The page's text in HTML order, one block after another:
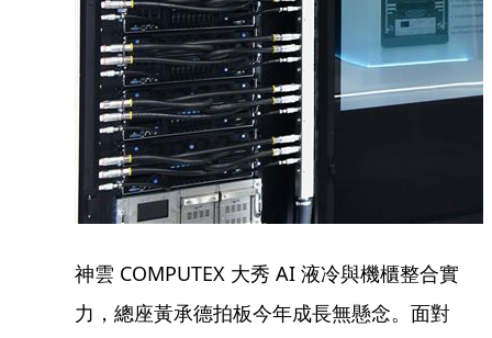
神雲 COMPUTEX 大秀 AI 液冷與機櫃整合實
力，總座黃承德拍板今年成長無懸念。面對